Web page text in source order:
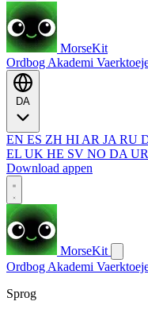
MorseKit
Ordbog Akademi
EN ES ZH HI AR JA RU
EL UK HE SV NO DA UR
Download appen
MorseKit
Ordbog Akademi
Sprog